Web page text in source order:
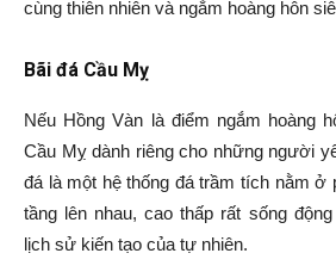
cùng thiên nhiên và ngắm hoàng hôn
Bãi đá Cầu Mỵ
Nếu Hồng Vàn là điểm ngắm hoàng
Cầu Mỵ dành riêng cho những người
đá là một hệ thống đá trầm tích nằm ở
tầng lên nhau, cao thấp rất sống
lịch sử kiến tạo của tự nhiên.